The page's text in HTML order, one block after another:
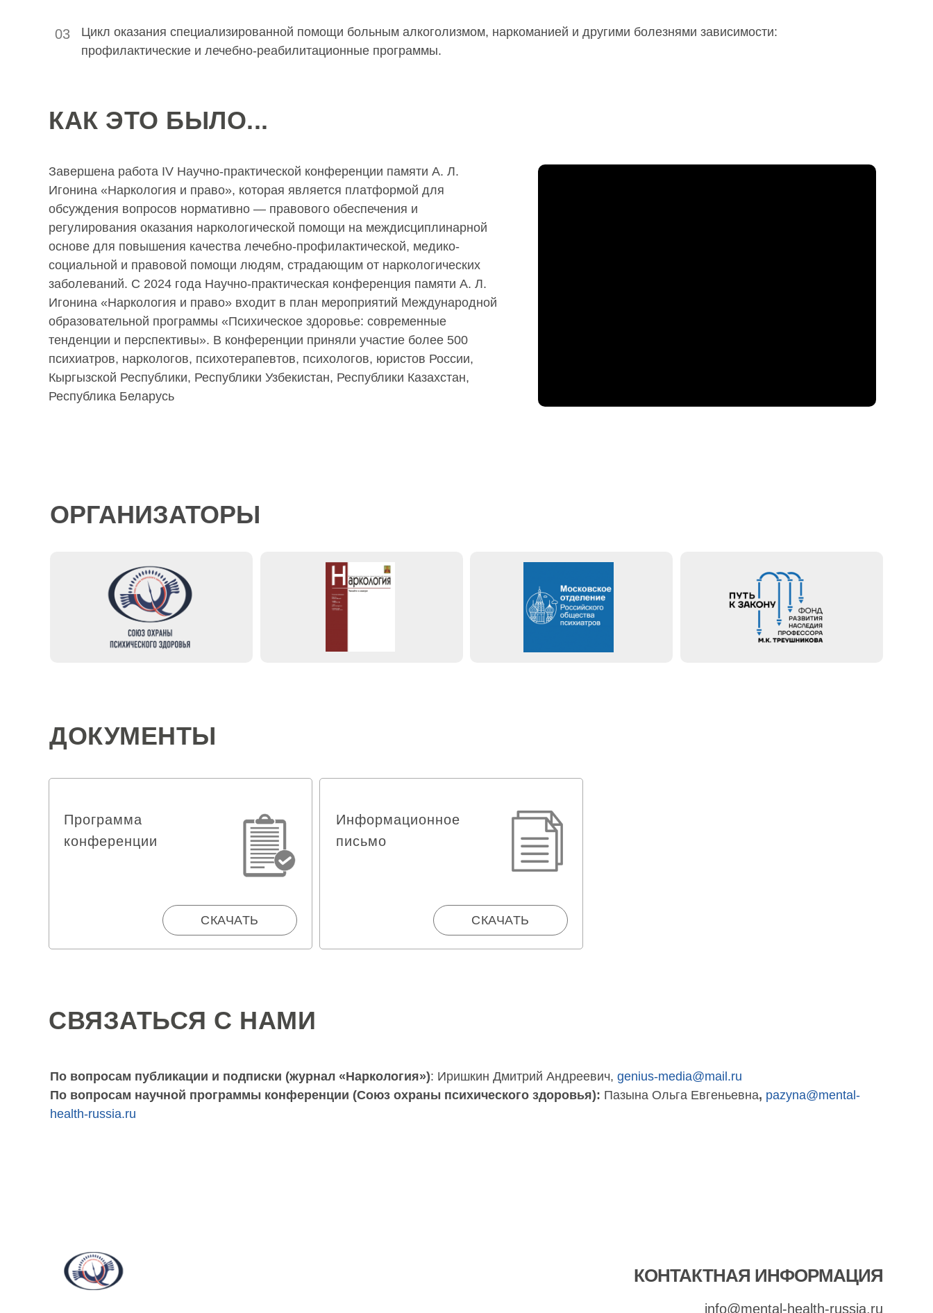
Цикл оказания специализированной помощи больным алкоголизмом, наркоманией и другими болезнями зависимости:
профилактические и лечебно-реабилитационные программы.
03
Завершена работа IV Научно-практической конференции памяти А. Л.
Игонина «Наркология и право», которая является платформой для
обсуждения вопросов нормативно — правового обеспечения и
регулирования оказания наркологической помощи на междисциплинарной
основе для повышения качества лечебно-профилактической, медико-
социальной и правовой помощи людям, страдающим от наркологических
заболеваний. С 2024 года Научно-практическая конференция памяти А. Л.
Игонина «Наркология и право» входит в план мероприятий Международной
образовательной программы «Психическое здоровье: современные
тенденции и перспективы». В конференции приняли участие более 500
психиатров, наркологов, психотерапевтов, психологов, юристов России,
Кыргызской Республики, Республики Узбекистан, Республики Казахстан,
Республика Беларусь
КАК ЭТО БЫЛО...
ОРГАНИЗАТОРЫ
ДОКУМЕНТЫ
Программа
конференции
Информационное
письмо
СКАЧАТЬ
СКАЧАТЬ
СВЯЗАТЬСЯ С НАМИ
По вопросам публикации и подписки (журнал «Наркология»): Иришкин Дмитрий Андреевич, genius-media@mail.ru
По вопросам научной программы конференции (Союз охраны психического здоровья): Пазына Ольга Евгеньевна, pazyna@mental-
health-russia.ru
info@mental-health-russia.ru
КОНТАКТНАЯ ИНФОРМАЦИЯ